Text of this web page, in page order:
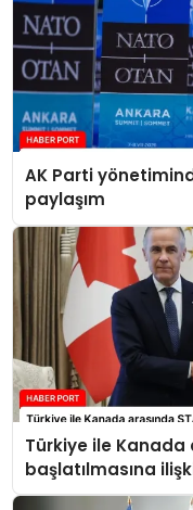
AK Parti
paylaşım
Türkiye ile Kanada
başlatılmasına